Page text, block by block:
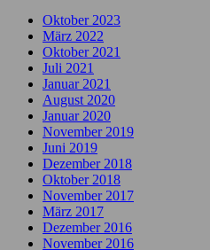
Oktober 2023
März 2022
Oktober 2021
Juli 2021
Januar 2021
August 2020
Januar 2020
November 2019
Juni 2019
Dezember 2018
Oktober 2018
November 2017
März 2017
Dezember 2016
November 2016